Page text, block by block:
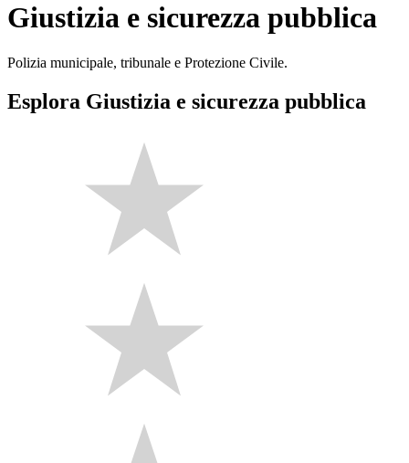
Giustizia e sicurezza pubblica
Polizia municipale, tribunale e Protezione Civile.
Esplora Giustizia e sicurezza pubblica